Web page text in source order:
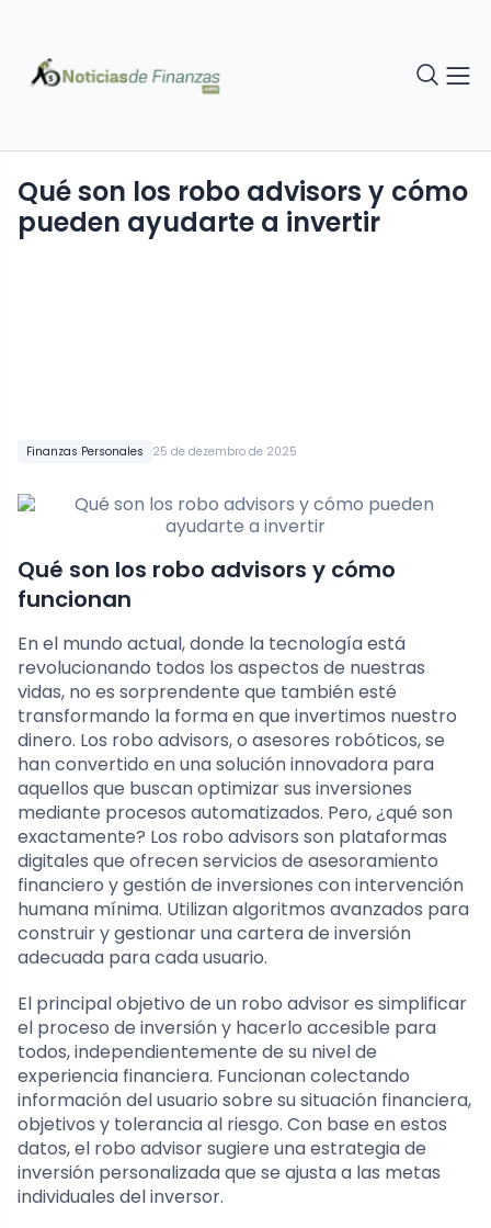
Finanzas Personales 25 de dezembro de 2025
Qué son los robo advisors y cómo
pueden ayudarte a invertir
Qué son los robo advisors y cómo
funcionan
En el mundo actual, donde la tecnología está
revolucionando todos los aspectos de nuestras
vidas, no es sorprendente que también esté
transformando la forma en que invertimos nuestro
dinero. Los robo advisors, o asesores robóticos, se
han convertido en una solución innovadora para
aquellos que buscan optimizar sus inversiones
mediante procesos automatizados. Pero, ¿qué son
exactamente? Los robo advisors son plataformas
digitales que ofrecen servicios de asesoramiento
financiero y gestión de inversiones con intervención
humana mínima. Utilizan algoritmos avanzados para
construir y gestionar una cartera de inversión
adecuada para cada usuario.
El principal objetivo de un robo advisor es simplificar
el proceso de inversión y hacerlo accesible para
todos, independientemente de su nivel de
experiencia financiera. Funcionan colectando
información del usuario sobre su situación financiera,
objetivos y tolerancia al riesgo. Con base en estos
datos, el robo advisor sugiere una estrategia de
inversión personalizada que se ajusta a las metas
individuales del inversor.